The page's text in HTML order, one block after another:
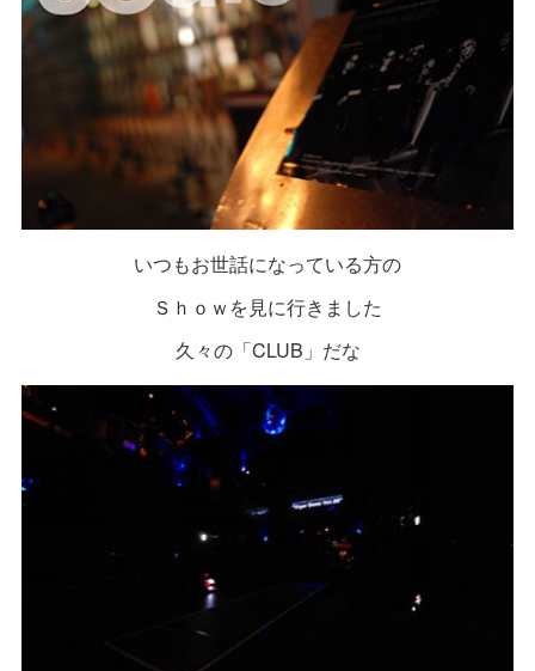
いつもお世話になっている方の
Ｓｈｏｗを見に行きました
久々の「CLUB」だな